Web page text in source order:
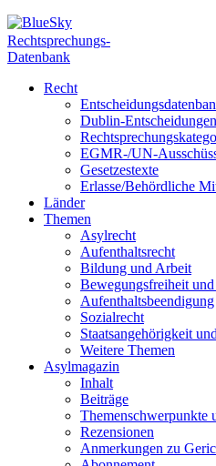
Rechtsprechungs-
Datenbank
Recht
Dublin-Entscheidungen
EGMR-/UN-
Gesetzestexte
Erlasse/Behördliche
Länder
Themen
Asylrecht
Aufenthaltsrecht
Bildung und Arbeit
Bewegungsfreiheit
Aufenthaltsbeendigung
Sozialrecht
Staatsangehörigkeit
Weitere Themen
Asylmagazin
Inhalt
Beiträge
Themenschwerpunkte
Rezensionen
Anmerkungen zu